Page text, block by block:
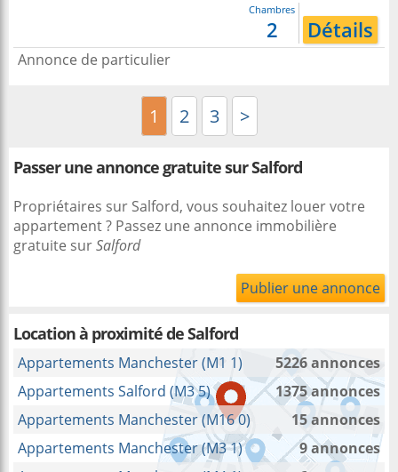
Chambres
2 Détails
Annonce de particulier
1 2 3 >
Passer une annonce gratuite sur Salford
Propriétaires sur Salford, vous souhaitez louer votre
appartement ? Passez une annonce immobilière
gratuite surSalford
Publier une annonce
Location à proximitéde Salford
Appartements Manchester (M1 1)
5226 annonces
Appartements Salford (M3 5)
1375 annonces
Appartements Manchester (M16 0)
15 annonces
Appartements Manchester (M3 1)
9 annonces